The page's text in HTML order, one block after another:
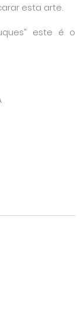
esta arte.
este é o